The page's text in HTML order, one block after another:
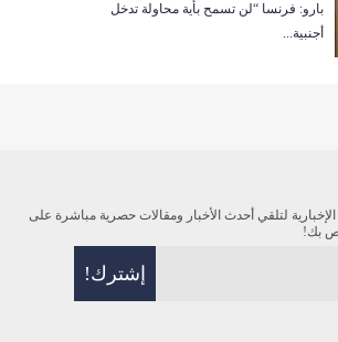
بارو: فرنسا “لن تسمح بأية محاولة تدخل
أجنبية...
لتلقي أحدث الأخبار ومقالات حصرية مباشرة على
بك!